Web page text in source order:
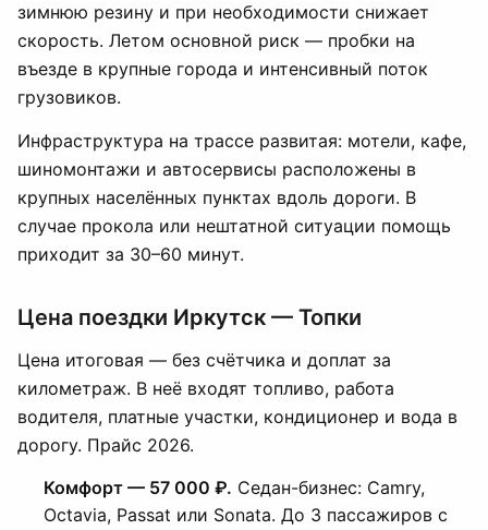
зимнюю резину и при необходимости снижает
скорость. Летом основной риск — пробки на
въезде в крупные города и интенсивный поток
грузовиков.
Инфраструктура на трассе развитая: мотели, кафе,
шиномонтажи и автосервисы расположены в
крупных населённых пунктах вдоль дороги. В
случае прокола или нештатной ситуации помощь
приходит за 30–60 минут.
Цена поездки Иркутск — Топки
Цена итоговая — без счётчика и доплат за
километраж. В неё входят топливо, работа
водителя, платные участки, кондиционер и вода в
дорогу. Прайс 2026.
Комфорт — 57 000 ₽. Седан-бизнес: Camry,
Octavia, Passat или Sonata. До 3 пассажиров с